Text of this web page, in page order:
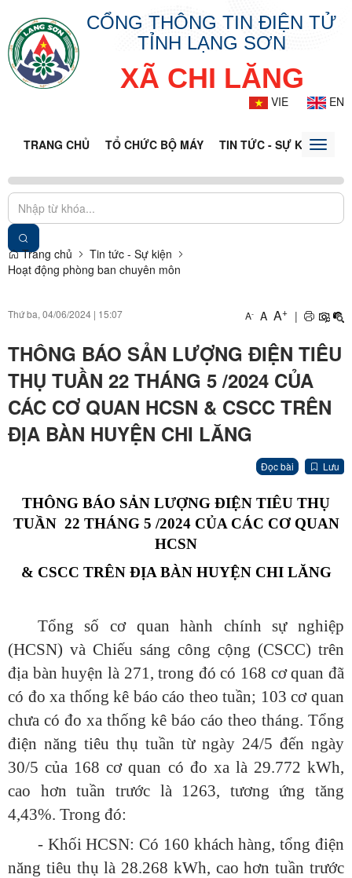
CỔNG THÔNG TIN ĐIỆN TỬ
TỈNH LẠNG SƠN
XÃ CHI LĂNG
VIE EN
TRANG CHỦ TỔ CHỨC BỘ MÁY TIN TỨC - SỰ KIỆNToggle
Trang chủ
Tin tức - Sự kiện
Hoạt động phòng ban chuyên môn
Thứ ba, 04/06/2024 | 15:07 A- A A+ |
THÔNG BÁO SẢN LƯỢNG ĐIỆN TIÊU
THỤ TUẦN 22 THÁNG 5 /2024 CỦA
CÁC CƠ QUAN HCSN & CSCC TRÊN
ĐỊA BÀN HUYỆN CHI LĂNG
Đọc bài Lưu
THÔNG BÁO SẢN LƯỢNG ĐIỆN TIÊU THỤ
TUẦN 22 THÁNG 5 /2024 CỦA CÁC CƠ QUAN
HCSN
& CSCC TRÊN ĐỊA BÀN HUYỆN CHI LĂNG
Tổng số cơ quan hành chính sự nghiệp
(HCSN) và Chiếu sáng công cộng (CSCC) trên
địa bàn huyện là 271, trong đó có 168 cơ quan đã
có đo xa thống kê báo cáo theo tuần; 103 cơ quan
chưa có đo xa thống kê báo cáo theo tháng. Tổng
điện năng tiêu thụ tuần từ ngày 24/5 đến ngày
30/5 của 168 cơ quan có đo xa là 29.772 kWh,
cao hơn tuần trước là 1263, tương ứng tăng
4,43%. Trong đó:
- Khối HCSN: Có 160 khách hàng, tổng điện
năng tiêu thụ là 28.268 kWh, cao hơn tuần trước